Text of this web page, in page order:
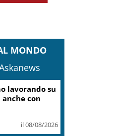
MONDO
lavorando su
con
il 08/08/2026